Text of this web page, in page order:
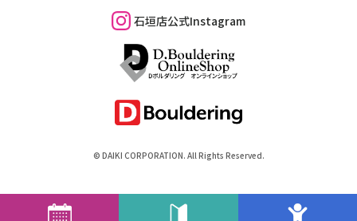
石垣店公式Instagram
©︎ DAIKI CORPORATION. All Rights Reserved.